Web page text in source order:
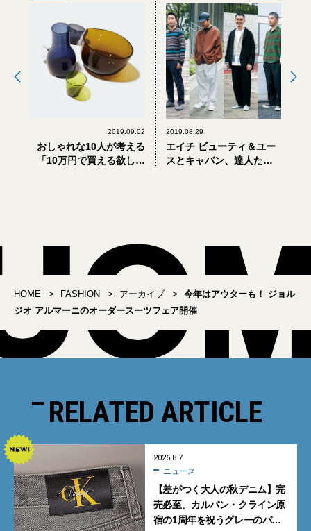
2019.09.02
おしゃれな10人が考える
「10万円で買える欲しい
2019.08.29
エイチ ビューティ＆ユー
スとキャバン、達人たち
HOME FASHION アーカイブ
今年はアウターも！ ジョル
ジオ アルマーニのオーダースーツフェア開催
RELATED ARTICLE
2026.8.7
ニュース
【差がつく大人の秋デニム】完
売必至。カルバン・クライン原
宿の1周年を祝うグレーのバ